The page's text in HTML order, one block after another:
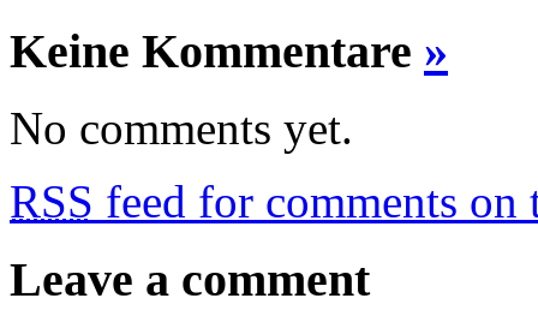
Keine Kommentare »
No comments yet.
RSS feed for comments on
Leave a comment